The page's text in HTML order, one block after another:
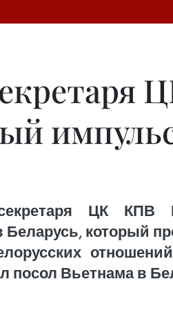
секретаря ЦК
который
посол Вьетнама в